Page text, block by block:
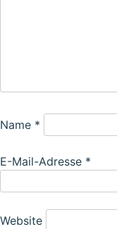
Name *
E-Mail-Adresse *
Website